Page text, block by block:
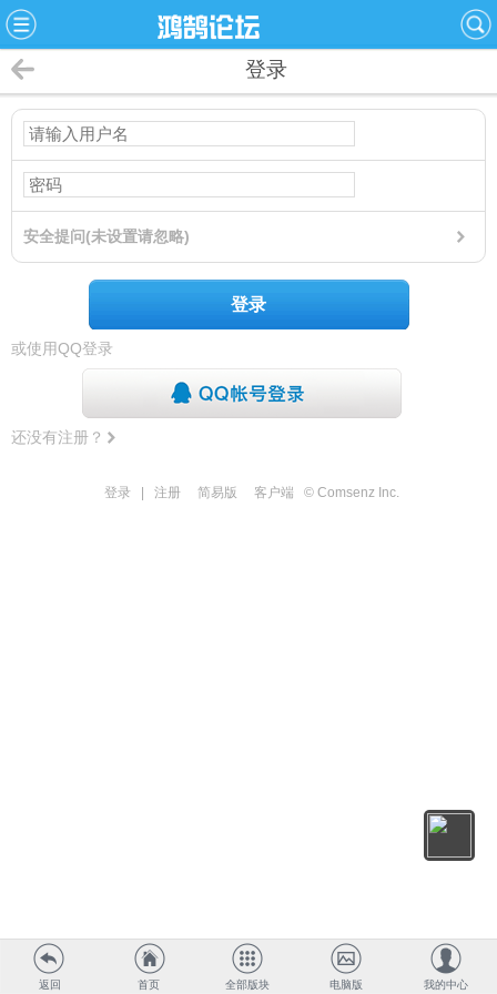
登录
安全提问(未设置请忽略)
登录
或使用QQ登录
还没有注册？
登录 注册 简易版 客户端 © Comsenz Inc.
返回 首页 全部版块 电脑版 我的中心